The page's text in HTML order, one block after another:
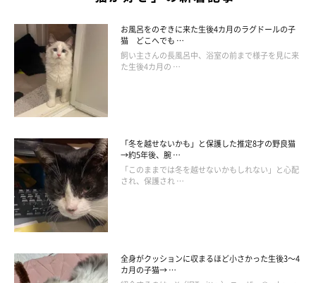
かない動物なので、長距離走をしても途中で飽きて完走すら難し
いかもしれません。そんな猫も愛おしいですね。
完璧な動物に見える猫も、意外と抜けている「ざんねんな」面が
あります。そんな意外性も、猫の魅力なのかもしれませんね。
参考／「ねこのきもち」2017年12月号『どうしてそうなっ
た！？不思議だけど愛おしい ざんねんな猫の生態』（監修：哺
乳動物学者 「ねこの博物館」館長 日本動物科学研究所所長 今泉
忠明先生）
文／pinoco
です。
お風呂をのぞきに来た生後4カ月のラグドールの子
猫 どこへでも …
飼い主さんの長風呂中、浴室の前まで様子を見に来
た生後4カ月の …
「冬を越せないかも」と保護した推定8才の野良猫
→約5年後、腕 …
「このままでは冬を越せないかもしれない」と心配
され、保護され …
全身がクッションに収まるほど小さかった生後3～4
カ月の子猫→ …